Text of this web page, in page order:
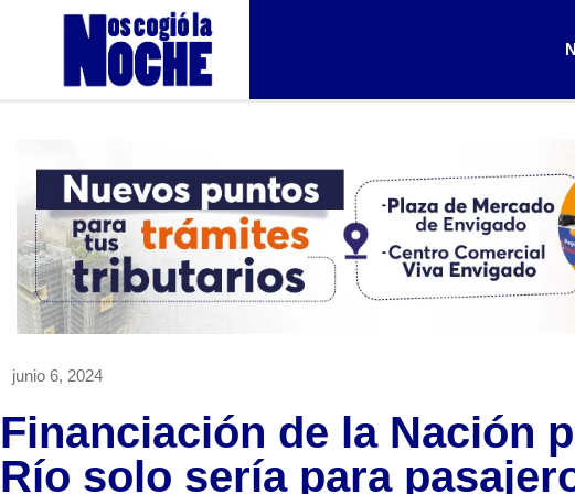
junio 6, 2024
Financiación de la Nación
Río solo sería para